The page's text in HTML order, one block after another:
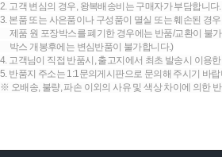
2. 고객 변심의 경우, 왕복배송비는 구매자가 부담합니다.
3. 본품 또는 사은품이나 구성품이 멸실 또는 훼손된 경
제품 원 포장박스를 폐기한 경우에는 반품/교환이 불
박스 개봉후에는 변심반품이 불가합니다.)
4. 고객님이 직접 반품시, 출고지에서 최초 발송시 이용
5. 반품지 주소는 1:1문의게시판으로 문의해 주시기 바
※ 오배송, 불량, 파손 이외의 사유 및 색상 차이에 의한